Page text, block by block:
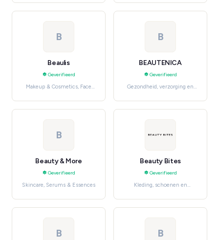
B
Beaulis
Geverifieerd
Makeup & Cosmetics, Face
B
BEAUTENICA
Geverifieerd
Gezondheid, verzorging en
B
Beauty & More
Geverifieerd
Skincare, Serums & Essences
Beauty Bites
Geverifieerd
Kleding, schoenen en
Fashion
B B